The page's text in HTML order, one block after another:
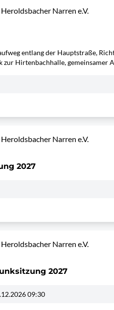
Narren e.V.
entlang der Hauptstraße,
zur Hirtenbachhalle, gemeinsamer
Narren e.V.
2027
Narren e.V.
2027
09:30